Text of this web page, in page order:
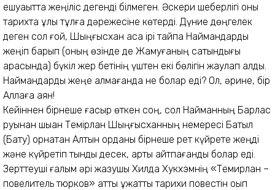
ешуақытта жеңіліс дегенді білмеген. Әскери шеберлігі оны
тарихта ұлы тұлға дәрежесіне көтерді. Дүние дөңгелек
деген сол ғой, Шыңғысхан аса ірі тайпа Наймандарды
жеңіп барып (оның өзінде де Жамуғаның сатқындығы
арқасында) бүкіл жер бетінің үштен екі бөлігін жаулап алды.
Наймандарды жеңе алмағанда не болар еді? Ол, әрине, бір
Аллаға аян!
Кейіннен бірнеше ғасыр өткен соң, сол Найманның Барлас
руынан шыққан Темірлан Шыңғысханның немересі Батыл
(Бату) орнатқан Алтын орданы бірнеше рет күйрете жеңді
және күйретіп тынды десек, артық айтпағандық болар еді.
Зерттеуші ғалым әрі жазушы Хилда Хукхэмнің «Темирлан –
повелитель тюрков» атты құжатты тарихи повестін оқып